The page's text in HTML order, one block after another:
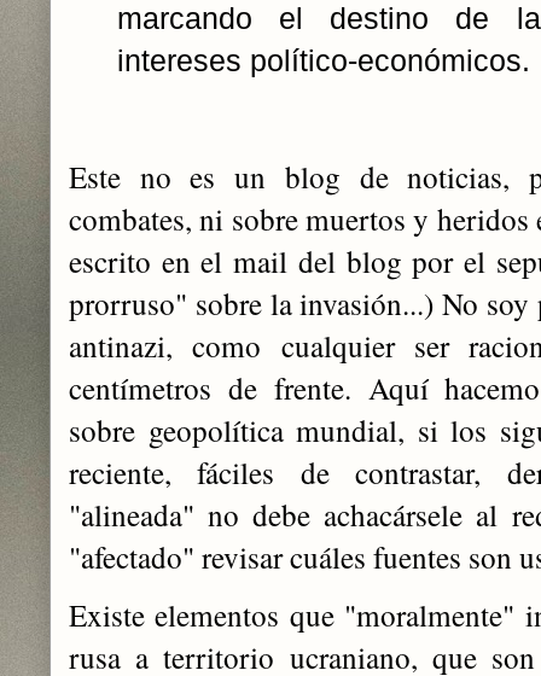
marcando el destino de
intereses político-económicos.
Este no es un blog de noticias,
combates, ni sobre muertos y heridos
escrito en el mail del blog por el
prorruso" sobre la invasión...) No
antinazi, como cualquier ser
centímetros de frente. Aquí
sobre geopolítica mundial, si los
reciente, fáciles de contrastar,
"alineada" no debe achacársele al
"afectado" revisar cuáles fuentes son
Existe elementos que "moralmente"
rusa a territorio ucraniano, que